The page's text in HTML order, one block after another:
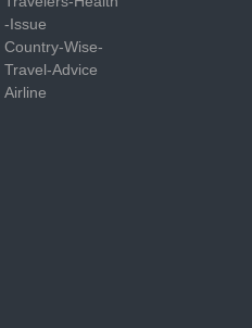
-Issue
Country-Wise-
Travel-Advice
Airline